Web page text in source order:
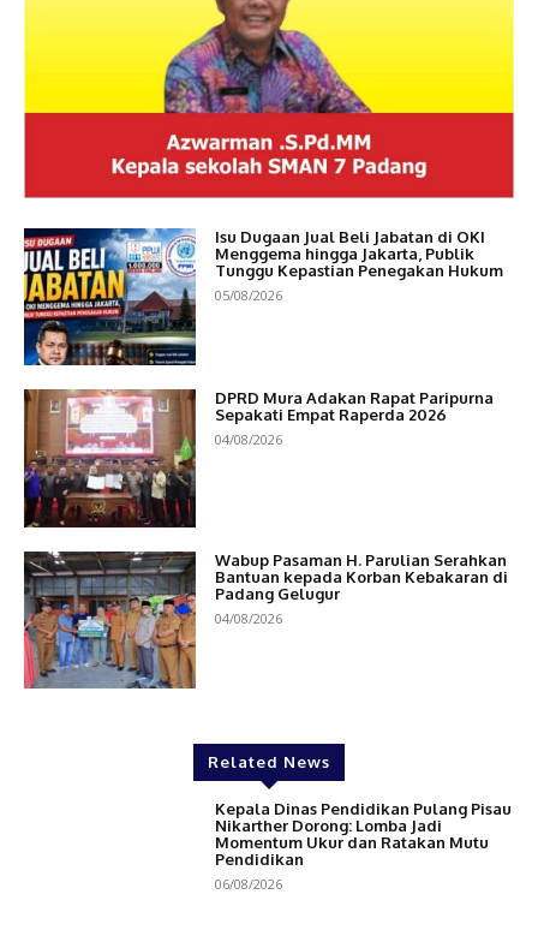
Isu Dugaan Jual Beli Jabatan di OKI
Menggema hingga Jakarta, Publik
Tunggu Kepastian Penegakan Hukum
05/08/2026
DPRD Mura Adakan Rapat Paripurna
Sepakati Empat Raperda 2026
04/08/2026
Wabup Pasaman H. Parulian Serahkan
Bantuan kepada Korban Kebakaran di
Padang Gelugur
04/08/2026
Related News
Kepala Dinas Pendidikan Pulang Pisau
Nikarther Dorong: Lomba Jadi
Momentum Ukur dan Ratakan Mutu
Pendidikan
06/08/2026